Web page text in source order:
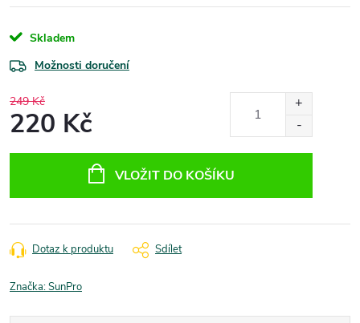
Skladem
Možnosti doručení
249 Kč
220 Kč
VLOŽIT DO KOŠÍKU
Dotaz k produktu Sdílet
Značka:SunPro